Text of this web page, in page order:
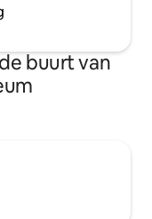
buurt van